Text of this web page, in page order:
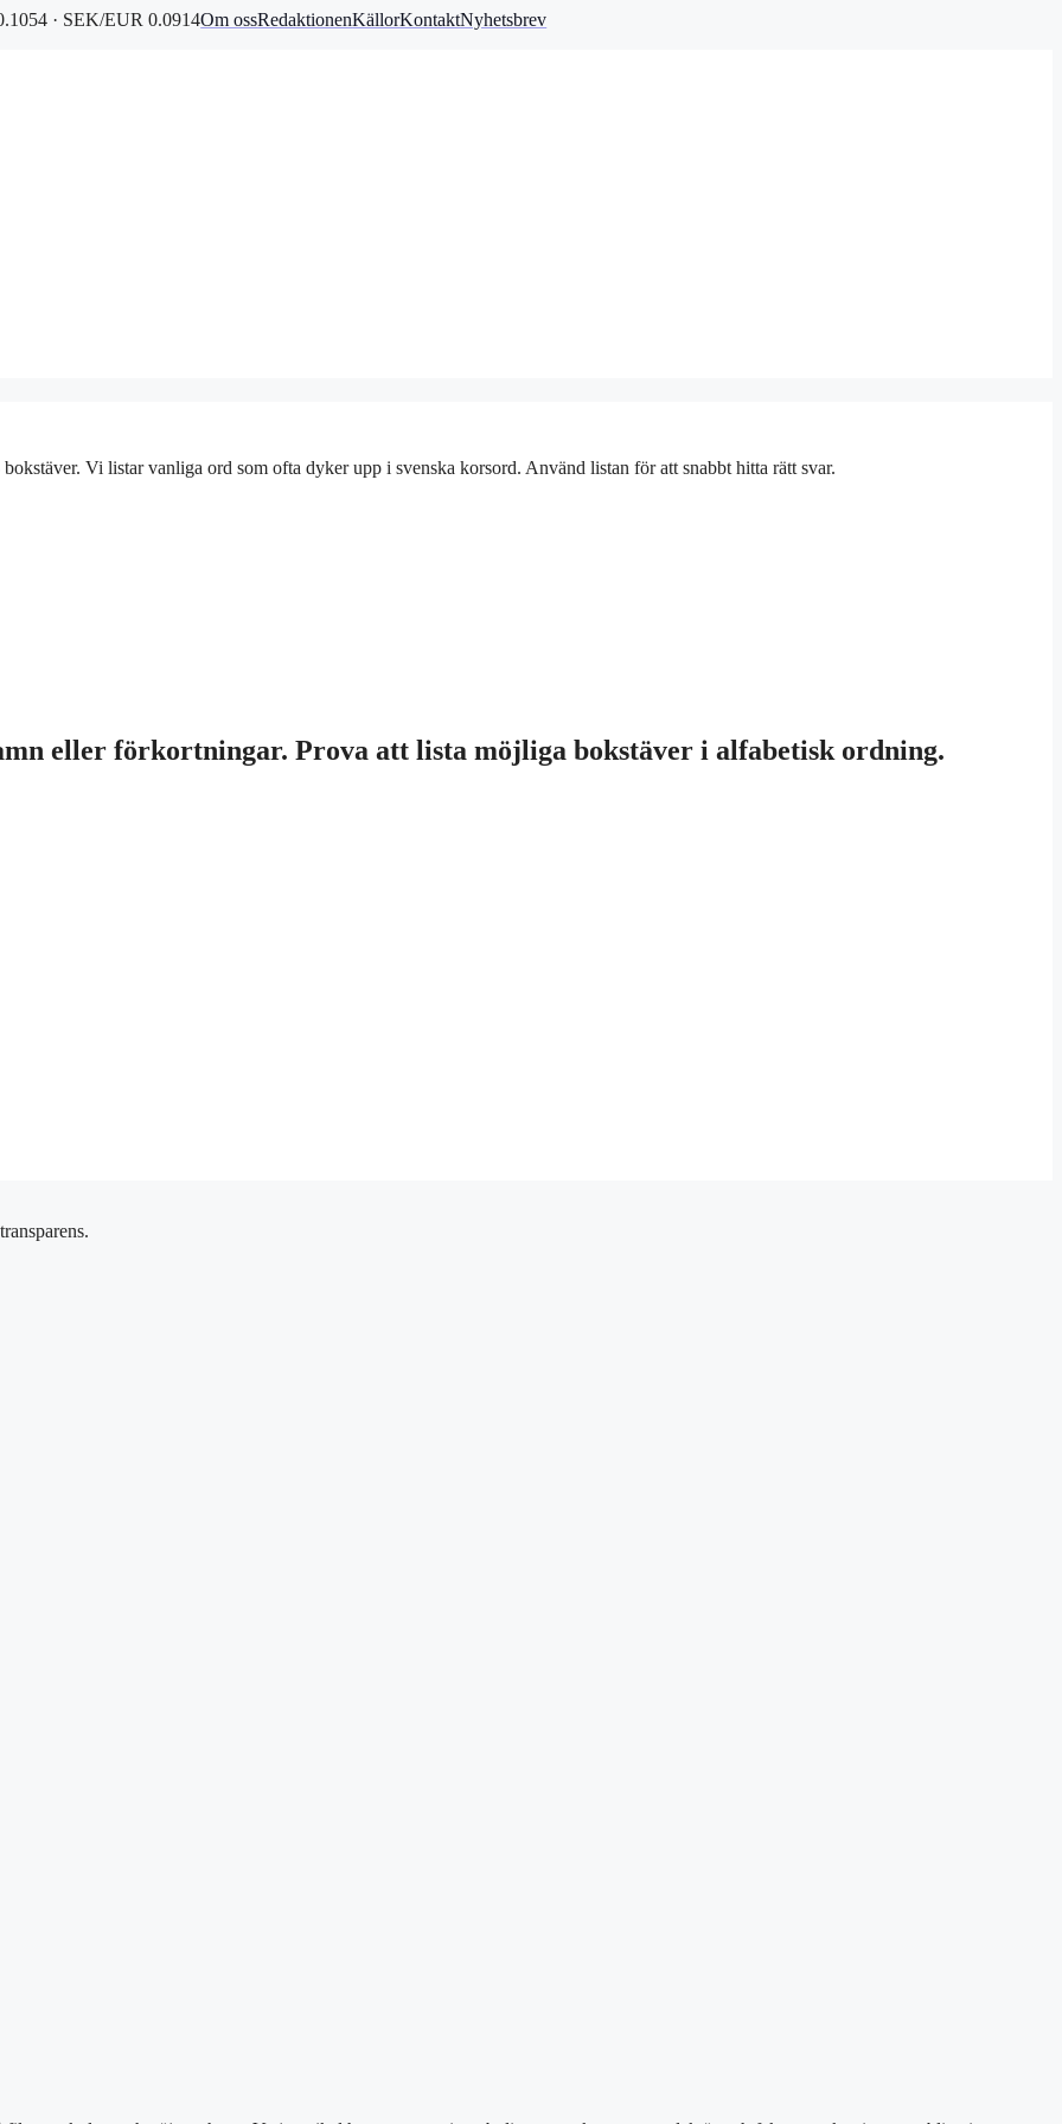
· SEK/EUR 0.0914Om ossRedaktionenKällorKontaktNyhetsbrev
Vi listar vanliga ord som ofta dyker upp i svenska korsord. Använd listan för att snabbt hitta rätt svar.
eller förkortningar. Prova att lista möjliga bokstäver i alfabetisk ordning.